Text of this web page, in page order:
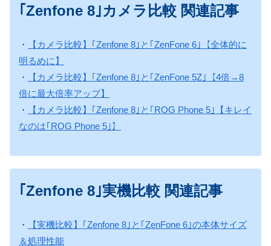
｢Zenfone 8｣カメラ比較 関連記事
・
【カメラ比較】｢Zenfone 8｣と｢ZenFone 6｣【全体的に
明るめに】
・
【カメラ比較】｢Zenfone 8｣と｢ZenFone 5Z｣【4倍→8
倍に最大倍率アップ】
・
【カメラ比較】｢Zenfone 8｣と｢ROG Phone 5｣【キレイ
なのは｢ROG Phone 5｣】
｢Zenfone 8｣実機比較 関連記事
・
【実機比較】｢Zenfone 8｣と｢ZenFone 6｣の本体サイズ
＆処理性能